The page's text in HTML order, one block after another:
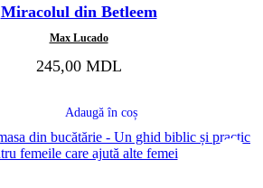
0
Miracolul din Betleem
Max Lucado
245,00 MDL
Adaugă în coș